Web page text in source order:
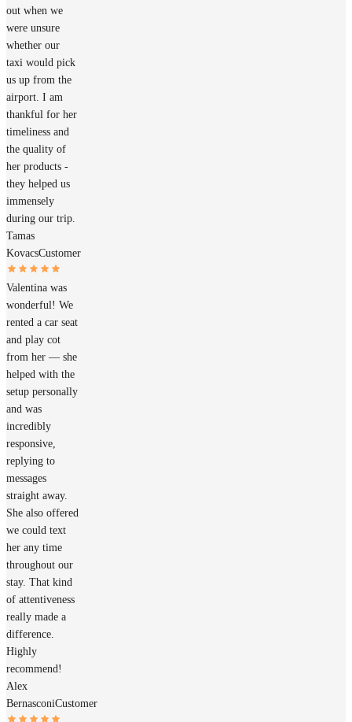
out when we
were unsure
whether our
taxi would pick
us up from the
airport. I am
thankful for her
timeliness and
the quality of
her products -
they helped us
immensely
during our trip.
Tamas
KovacsCustomer
Valentina was
wonderful! We
rented a car seat
and play cot
from her — she
helped with the
setup personally
and was
incredibly
responsive,
replying to
messages
straight away.
She also offered
we could text
her any time
throughout our
stay. That kind
of attentiveness
really made a
difference.
Highly
recommend!
Alex
BernasconiCustomer